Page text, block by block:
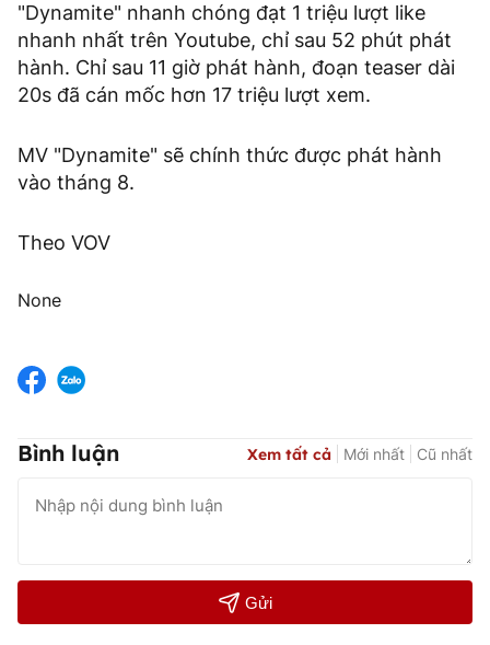
"Dynamite" nhanh chóng đạt 1 triệu lượt like
nhanh nhất trên Youtube, chỉ sau 52 phút phát
hành. Chỉ sau 11 giờ phát hành, đoạn teaser dài
20s đã cán mốc hơn 17 triệu lượt xem.
MV "Dynamite" sẽ chính thức được phát hành
vào tháng 8.
Theo VOV
None
Bình luận Xem tất cả Mới nhất Cũ nhất
Gửi